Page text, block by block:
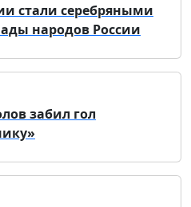
стали серебряными
народов России
забил гол